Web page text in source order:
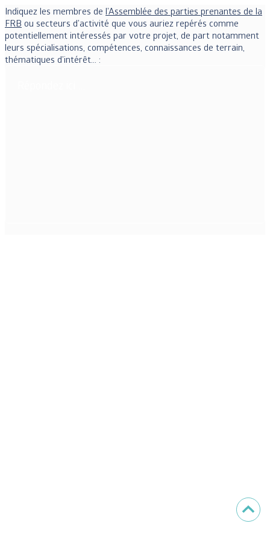
Indiquez les membres de l’Assemblée des parties prenantes de la
FRB ou secteurs d’activité que vous auriez repérés comme
potentiellement intéressés par votre projet, de part notamment
leurs spécialisations, compétences, connaissances de terrain,
thématiques d’intérêt… :